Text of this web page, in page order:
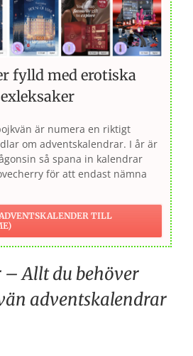
fylld med erotiska
är numera en riktigt
om adventskalendrar. I år är
så spana in kalendrar
för att endast nämna
TILL
– Allt du behöver
adventskalendrar